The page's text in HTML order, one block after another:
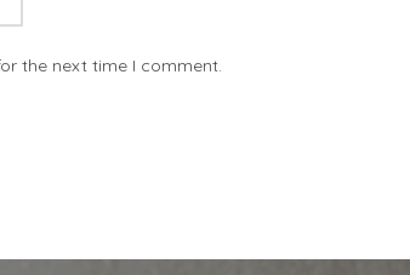
the next time I comment.